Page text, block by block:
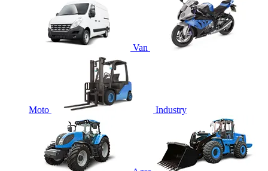
Van
Moto Industry